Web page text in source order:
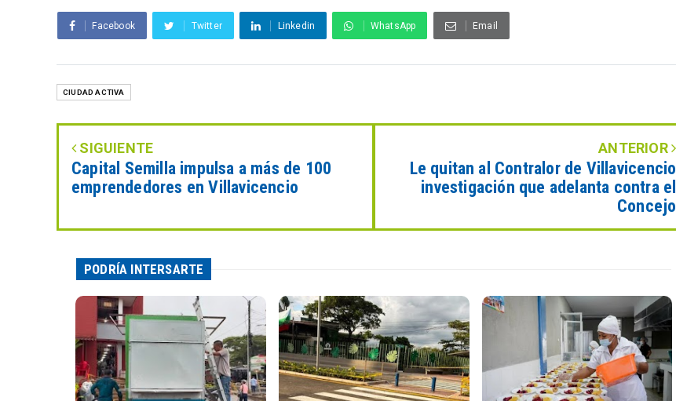
Facebook Twitter Linkedin WhatsApp Email
CIUDAD ACTIVA
SIGUIENTE
Capital Semilla impulsa a más de 100
emprendedores en Villavicencio
ANTERIOR
Le quitan al Contralor de Villavicencio
investigación que adelanta contra el
Concejo
PODRÍA INTERSARTE